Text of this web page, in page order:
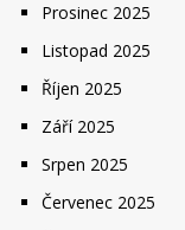
Prosinec 2025
Listopad 2025
Říjen 2025
Září 2025
Srpen 2025
Červenec 2025